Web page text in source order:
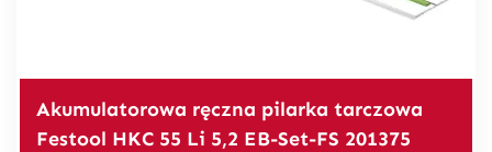
Akumulatorowa ręczna pilarka tarczowa
Festool HKC 55 Li 5,2 EB-Set-FS 201375